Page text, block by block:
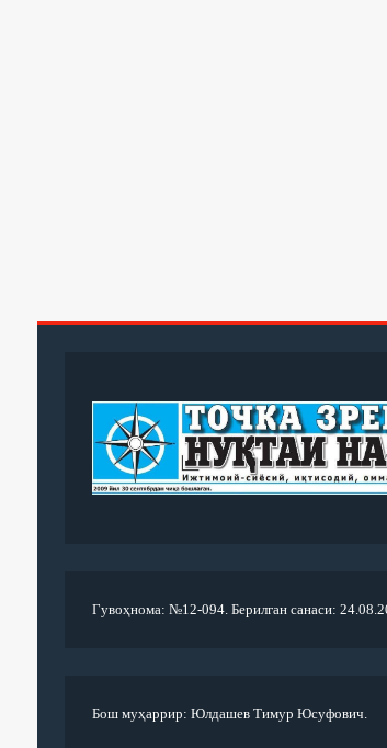
Гувоҳнома: №12-094. Берилган санаси:
Бош муҳаррир: Юлдашев Тимур Юсуфович.